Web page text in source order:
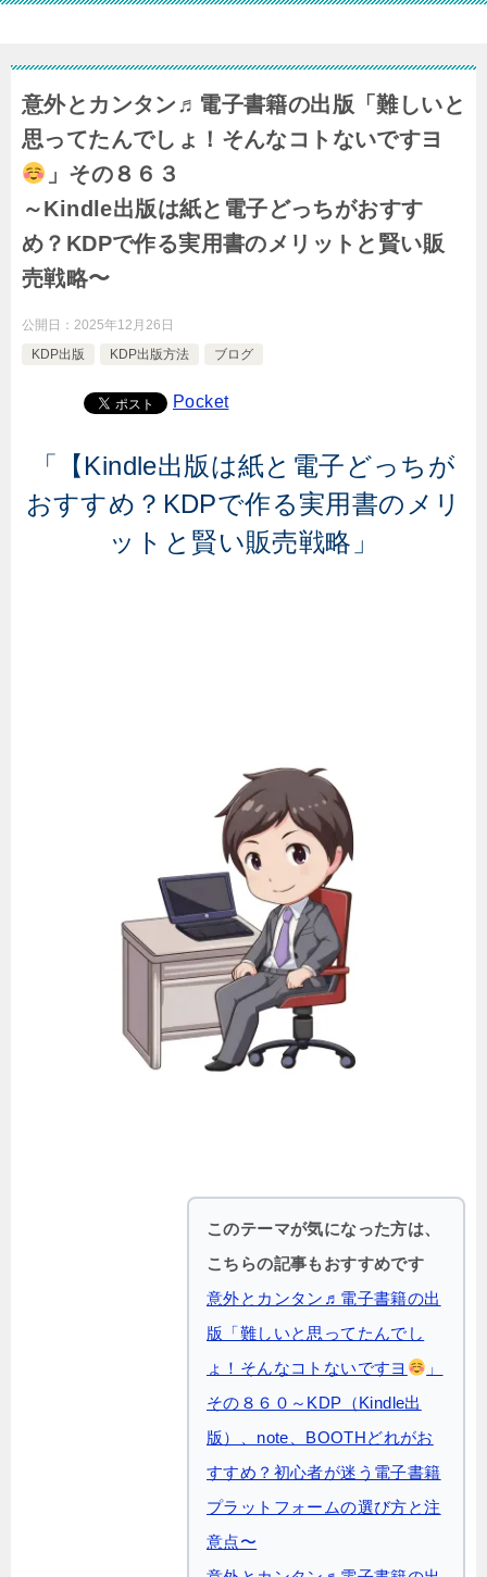
意外とカンタン♬電子書籍の出版「難しいと
思ってたんでしょ！そんなコトないですヨ
」その８６３
～Kindle出版は紙と電子どっちがおすす
め？KDPで作る実用書のメリットと賢い販
売戦略〜
公開日： 2025年12月26日
KDP出版
KDP出版方法 ブログ
Pocket
「【Kindle出版は紙と電子どっちが
おすすめ？KDPで作る実用書のメリ
ットと賢い販売戦略」
このテーマが気になった方は、
こちらの記事もおすすめです
意外とカンタン♬電子書籍の出
版「難しいと思ってたんでし
ょ！そんなコトないですヨ
」
その８６０～KDP（Kindle出
版）、note、BOOTHどれがお
すすめ？初心者が迷う電子書籍
プラットフォームの選び方と注
意点〜